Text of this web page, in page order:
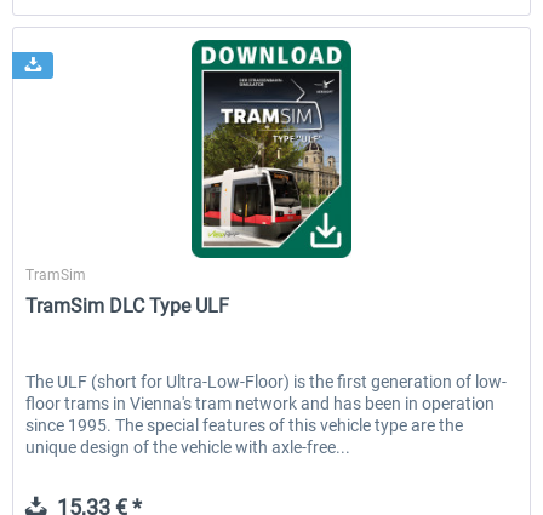
Aerosoft
TramSim
TramSim DLC Type ULF
The ULF (short for Ultra-Low-Floor) is the first generation of low-
floor trams in Vienna's tram network and has been in operation
since 1995. The special features of this vehicle type are the
unique design of the vehicle with axle-free...
15,33 € *